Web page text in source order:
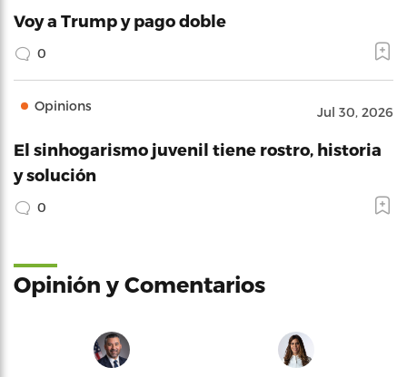
Voy a Trump y pago doble
0
Opinions Jul 30, 2026
El sinhogarismo juvenil tiene rostro, historia
y solución
0
Opinión y Comentarios